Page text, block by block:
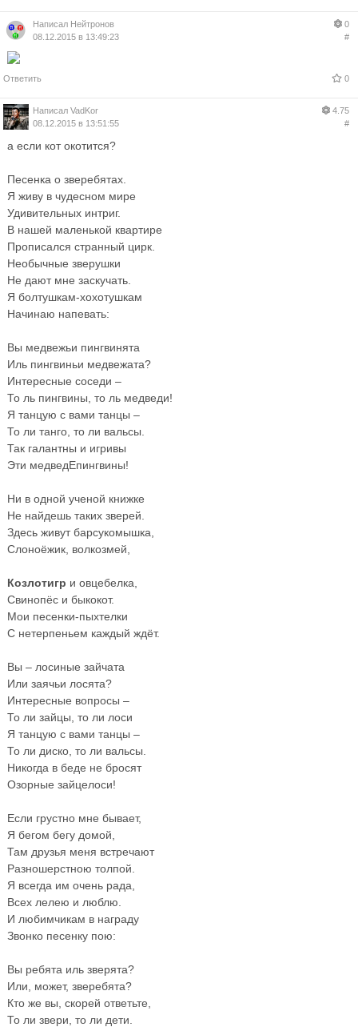
Написал Нейтронов
08.12.2015 в 13:49:23
0
#
Ответить 0
Написал VadKor
08.12.2015 в 13:51:55
4.75
#
а если кот окотится?
Песенка о зверебятах.
Я живу в чудесном мире
Удивительных интриг.
В нашей маленькой квартире
Прописался странный цирк.
Необычные зверушки
Не дают мне заскучать.
Я болтушкам-хохотушкам
Начинаю напевать:
Вы медвежьи пингвинята
Иль пингвиньи медвежата?
Интересные соседи –
То ль пингвины, то ль медведи!
Я танцую с вами танцы –
То ли танго, то ли вальсы.
Так галантны и игривы
Эти медведЕпингвины!
Ни в одной ученой книжке
Не найдешь таких зверей.
Здесь живут барсукомышка,
Слоноёжик, волкозмей,
Козлотигр и овцебелка,
Свинопёс и быкокот.
Мои песенки-пыхтелки
С нетерпеньем каждый ждёт.
Вы – лосиные зайчата
Или заячьи лосята?
Интересные вопросы –
То ли зайцы, то ли лоси
Я танцую с вами танцы –
То ли диско, то ли вальсы.
Никогда в беде не бросят
Озорные зайцелоси!
Если грустно мне бывает,
Я бегом бегу домой,
Там друзья меня встречают
Разношерстною толпой.
Я всегда им очень рада,
Всех лелею и люблю.
И любимчикам в награду
Звонко песенку пою:
Вы ребята иль зверята?
Или, может, зверебята?
Кто же вы, скорей ответьте,
То ли звери, то ли дети.